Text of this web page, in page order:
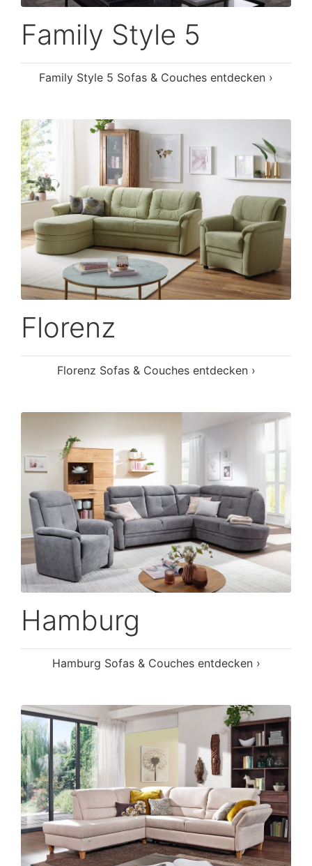
Family Style 5
Family Style 5 Sofas & Couches entdecken ›
Florenz
Florenz Sofas & Couches entdecken ›
Hamburg
Hamburg Sofas & Couches entdecken ›